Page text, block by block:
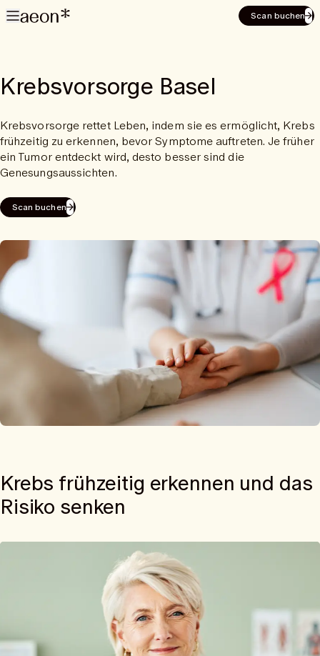
Scan buchen
Krebsvorsorge Basel
Krebsvorsorge rettet Leben, indem sie es ermöglicht, Krebs
frühzeitig zu erkennen, bevor Symptome auftreten. Je früher
ein Tumor entdeckt wird, desto besser sind die
Genesungsaussichten.
Scan buchen
Krebs frühzeitig erkennen und das
Risiko senken